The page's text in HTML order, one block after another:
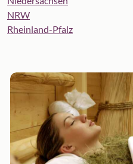
NRW
Rheinland-Pfalz